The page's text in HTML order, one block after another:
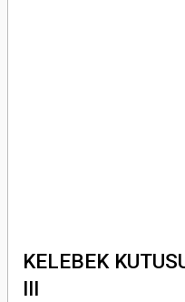
KELEBEK
III